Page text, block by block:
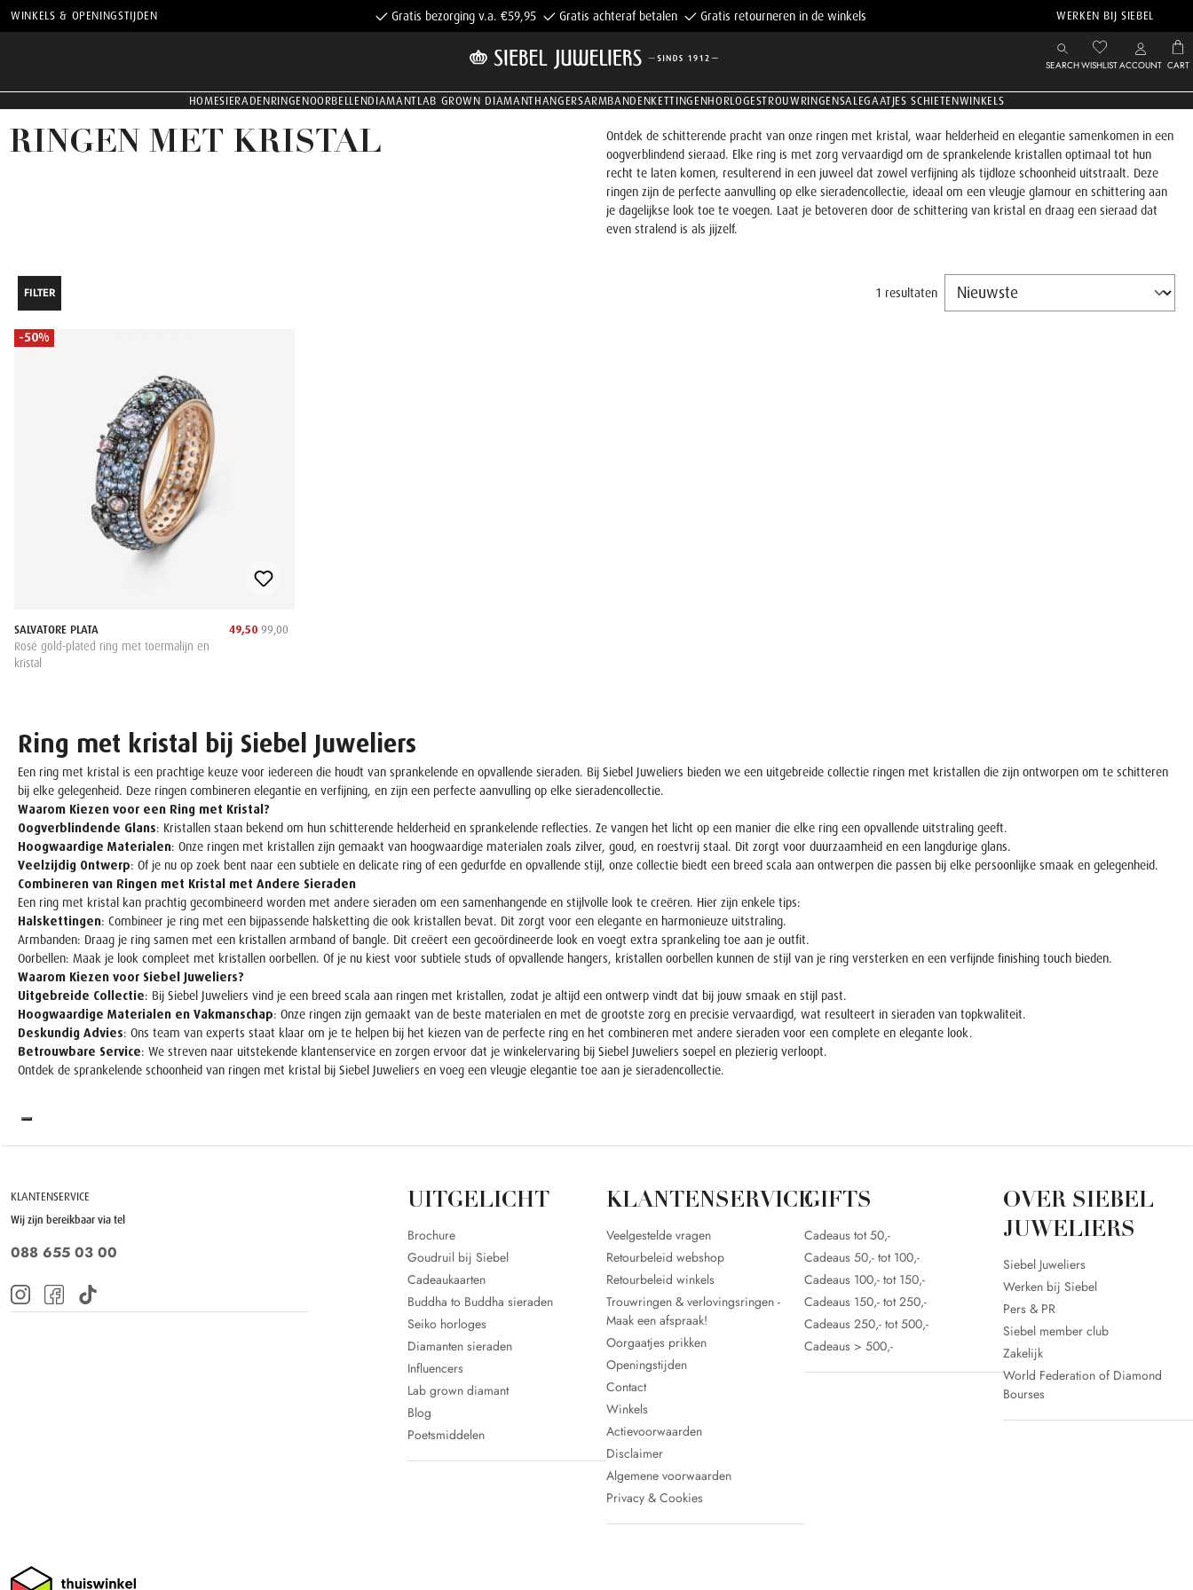
WINKELS & OPENINGSTIJDEN Gratis bezorging v.a. €59,95 Gratis achteraf betalen Gratis retourneren in de winkels WERKEN BIJ SIEBEL
SEARCHWISHLISTACCOUNT CART
HOMESIERADENRINGENOORBELLENDIAMANTLAB GROWN DIAMANTHANGERSARMBANDENKETTINGENHORLOGESTROUWRINGENSALEGAATJES SCHIETENWINKELS
RINGEN MET KRISTAL
Ontdek de schitterende pracht van onze ringen met kristal, waar helderheid en elegantie samenkomen in een
oogverblindend sieraad. Elke ring is met zorg vervaardigd om de sprankelende kristallen optimaal tot hun
recht te laten komen, resulterend in een juweel dat zowel verfijning als tijdloze schoonheid uitstraalt. Deze
ringen zijn de perfecte aanvulling op elke sieradencollectie, ideaal om een vleugje glamour en schittering aan
je dagelijkse look toe te voegen. Laat je betoveren door de schittering van kristal en draag een sieraad dat
even stralend is als jijzelf.
FILTER 1 resultaten
-50%
SALVATORE PLATA
Rosé gold-plated ring met toermalijn en
kristal
49,5099,00
Ring met kristal bij Siebel Juweliers
Een ring met kristal is een prachtige keuze voor iedereen die houdt van sprankelende en opvallende sieraden. Bij Siebel Juweliers bieden we een uitgebreide collectie ringen met kristallen die zijn ontworpen om te schitteren
bij elke gelegenheid. Deze ringen combineren elegantie en verfijning, en zijn een perfecte aanvulling op elke sieradencollectie.
Waarom Kiezen voor een Ring met Kristal?
Oogverblindende Glans: Kristallen staan bekend om hun schitterende helderheid en sprankelende reflecties. Ze vangen het licht op een manier die elke ring een opvallende uitstraling geeft.
Hoogwaardige Materialen: Onze ringen met kristallen zijn gemaakt van hoogwaardige materialen zoals zilver, goud, en roestvrij staal. Dit zorgt voor duurzaamheid en een langdurige glans.
Veelzijdig Ontwerp: Of je nu op zoek bent naar een subtiele en delicate ring of een gedurfde en opvallende stijl, onze collectie biedt een breed scala aan ontwerpen die passen bij elke persoonlijke smaak en gelegenheid.
Combineren van Ringen met Kristal met Andere Sieraden
Een ring met kristal kan prachtig gecombineerd worden met andere sieraden om een samenhangende en stijlvolle look te creëren. Hier zijn enkele tips:
Halskettingen: Combineer je ring met een bijpassende halsketting die ook kristallen bevat. Dit zorgt voor een elegante en harmonieuze uitstraling.
Armbanden: Draag je ring samen met een kristallen armband of bangle. Dit creëert een gecoördineerde look en voegt extra sprankeling toe aan je outfit.
Oorbellen: Maak je look compleet met kristallen oorbellen. Of je nu kiest voor subtiele studs of opvallende hangers, kristallen oorbellen kunnen de stijl van je ring versterken en een verfijnde finishing touch bieden.
Waarom Kiezen voor Siebel Juweliers?
Uitgebreide Collectie: Bij Siebel Juweliers vind je een breed scala aan ringen met kristallen, zodat je altijd een ontwerp vindt dat bij jouw smaak en stijl past.
Hoogwaardige Materialen en Vakmanschap: Onze ringen zijn gemaakt van de beste materialen en met de grootste zorg en precisie vervaardigd, wat resulteert in sieraden van topkwaliteit.
Deskundig Advies: Ons team van experts staat klaar om je te helpen bij het kiezen van de perfecte ring en het combineren met andere sieraden voor een complete en elegante look.
Betrouwbare Service: We streven naar uitstekende klantenservice en zorgen ervoor dat je winkelervaring bij Siebel Juweliers soepel en plezierig verloopt.
Ontdek de sprankelende schoonheid van ringen met kristal bij Siebel Juweliers en voeg een vleugje elegantie toe aan je sieradencollectie.
KLANTENSERVICE
Wij zijn bereikbaar via tel
088 655 03 00
UITGELICHT
Brochure
Goudruil bij Siebel
Cadeaukaarten
Buddha to Buddha sieraden
Seiko horloges
Diamanten sieraden
Influencers
Lab grown diamant
Blog
Poetsmiddelen
KLANTENSERVICE
Veelgestelde vragen
Retourbeleid webshop
Retourbeleid winkels
Trouwringen & verlovingsringen -
Maak een afspraak!
Oorgaatjes prikken
Openingstijden
Contact
Winkels
Actievoorwaarden
Disclaimer
Algemene voorwaarden
Privacy & Cookies
GIFTS
Cadeaus tot 50,-
Cadeaus 50,- tot 100,-
Cadeaus 100,- tot 150,-
Cadeaus 150,- tot 250,-
Cadeaus 250,- tot 500,-
Cadeaus > 500,-
OVER SIEBEL
JUWELIERS
Siebel Juweliers
Werken bij Siebel
Pers & PR
Siebel member club
Zakelijk
World Federation of Diamond
Bourses